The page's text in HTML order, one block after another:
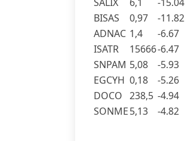
BISAS
0,97
-11.82
ADNAC 1,4
-6.67
ISATR
15666-6.47
SNPAM 5,08
-5.93
EGCYH 0,18
-5.26
DOCO 238,5 -4.94
SONME5,13 -4.82